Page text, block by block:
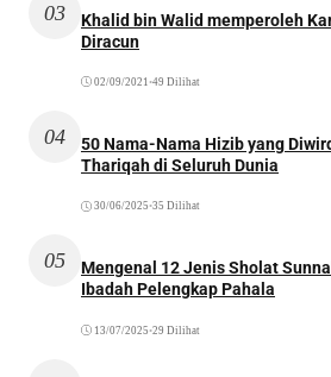
03
Khalid bin Walid memperoleh
Diracun
02/09/2021 •49 Dilihat
04
50 Nama-Nama Hizib yang
Thariqah di Seluruh Dunia
30/06/2025 •35 Dilihat
05
Mengenal 12 Jenis Sholat
Ibadah Pelengkap Pahala
13/07/2025 •29 Dilihat